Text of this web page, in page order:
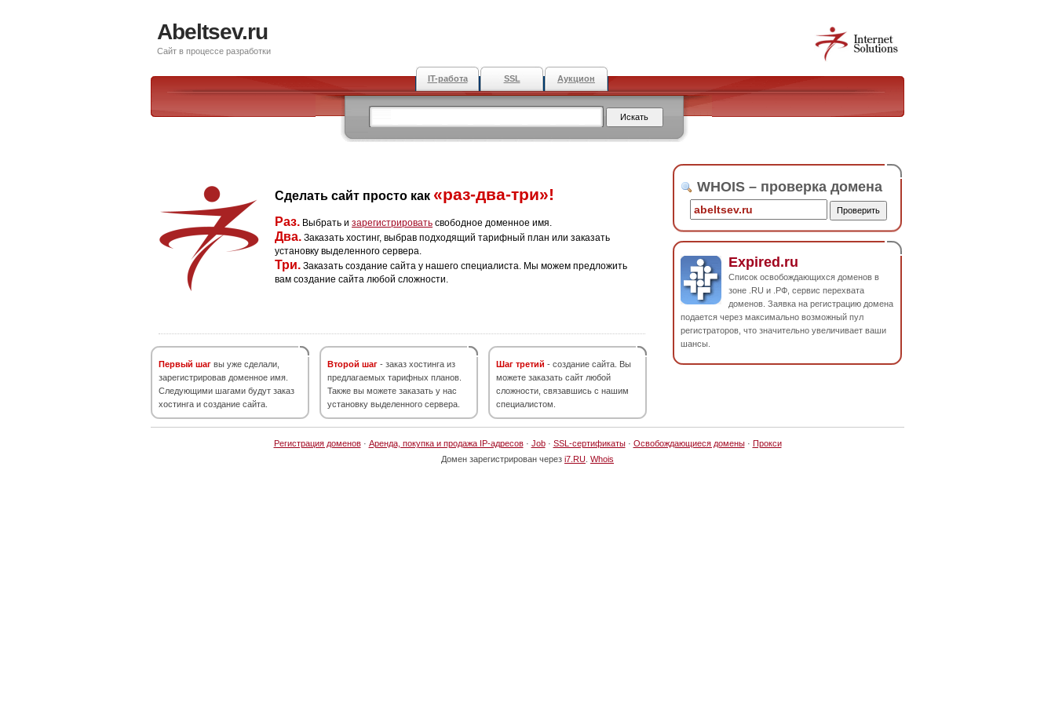
Abeltsev.ru
Сайт в процессе разработки
IT-работа SSL Аукцион
Сделать сайт просто как «раз-два-три»!
Раз. Выбрать и зарегистрировать свободное доменное имя.
Два. Заказать хостинг, выбрав подходящий тарифный план или заказать
установку выделенного сервера.
Три. Заказать создание сайта у нашего специалиста. Мы можем предложить
вам создание сайта любой сложности.
Первый шаг вы уже сделали,
зарегистрировав доменное имя.
Следующими шагами будут заказ
хостинга и создание сайта.
Второй шаг - заказ хостинга из
предлагаемых тарифных планов.
Также вы можете заказать у нас
установку выделенного сервера.
Шаг третий - создание сайта. Вы
можете заказать сайт любой
сложности, связавшись с нашим
специалистом.
WHOIS – проверка домена
Expired.ru
Список освобождающихся доменов в
зоне .RU и .РФ, сервис перехвата
доменов. Заявка на регистрацию домена
подается через максимально возможный пул
регистраторов, что значительно увеличивает ваши
шансы.
Регистрация доменов· Аренда, покупка и продажа IP-адресов· Job· SSL-сертификаты· Освобождающиеся домены· Прокси
Домен зарегистрирован через i7.RU Whois